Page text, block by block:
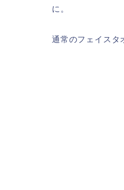
に。
通常のフェイスタ